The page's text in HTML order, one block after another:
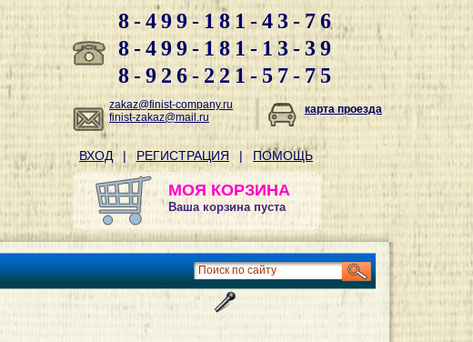
8-499-181-43-76
8-499-181-13-39
8-926-221-57-75
zakaz@finist-company.ru
finist-zakaz@mail.ru
карта проезда
ВХОД | РЕГИСТРАЦИЯ | ПОМОЩЬ
МОЯ КОРЗИНА
Ваша корзина пуста